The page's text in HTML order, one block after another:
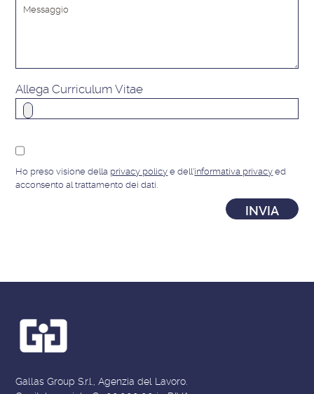
Allega Curriculum Vitae
Ho preso visione della privacy policy e dell'informativa privacy ed
acconsento al trattamento dei dati.
Gallas Group S.r.l., Agenzia del Lavoro.